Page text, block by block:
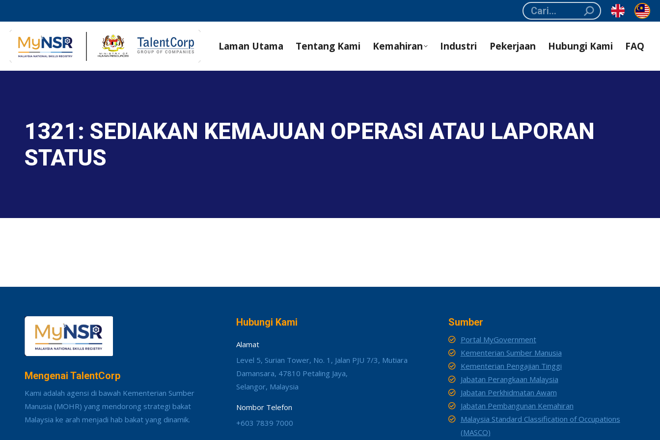
Search:
Laman Utama Tentang Kami Kemahiran Industri Pekerjaan Hubungi Kami FAQ
1321: SEDIAKAN KEMAJUAN OPERASI ATAU LAPORAN
STATUS
Mengenai TalentCorp
Kami adalah agensi di bawah Kementerian Sumber
Manusia (MOHR) yang mendorong strategi bakat
Malaysia ke arah menjadi hab bakat yang dinamik.
Hubungi Kami
Alamat
Level 5, Surian Tower, No. 1, Jalan PJU 7/3, Mutiara
Damansara, 47810 Petaling Jaya,
Selangor, Malaysia
Nombor Telefon
+603 7839 7000
Sumber
Portal MyGovernment
Kementerian Sumber Manusia
Kementerian Pengajian Tinggi
Jabatan Perangkaan Malaysia
Jabatan Perkhidmatan Awam
Jabatan Pembangunan Kemahiran
Malaysia Standard Classification of Occupations
(MASCO)